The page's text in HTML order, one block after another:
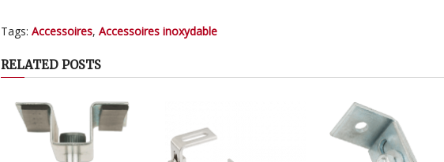
Tags:Accessoires,Accessoires inoxydable
RELATED POSTS